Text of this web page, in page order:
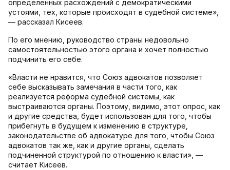
определенных расхождений с демократическими
устоями, тех, которые происходят в судебной системе»,
— рассказал Кисеев.
По его мнению, руководство страны недовольно
самостоятельностью этого органа и хочет полностью
подчинить его себе.
«Власти не нравится, что Союз адвокатов позволяет
себе высказывать замечания в части того, как
реализуется реформа судебной системы, как
выстраиваются органы. Поэтому, видимо, этот опрос, как
и другие средства, будет использован для того, чтобы
прибегнуть в будущем к изменению в структуре,
законодательстве об адвокатуре для того, чтобы Союз
адвокатов так же, как и другие органы, сделать
подчиненной структурой по отношению к власти», —
считает Кисеев.